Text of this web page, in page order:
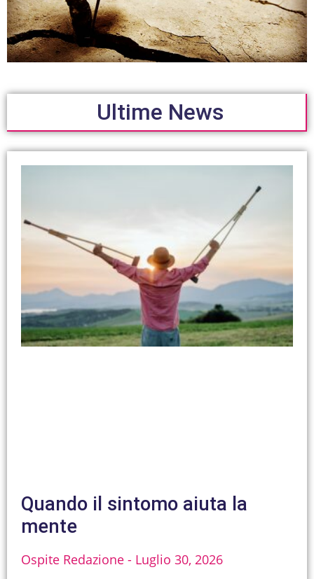
Ultime News
Quando il sintomo aiuta la
mente
Ospite Redazione Luglio 30, 2026